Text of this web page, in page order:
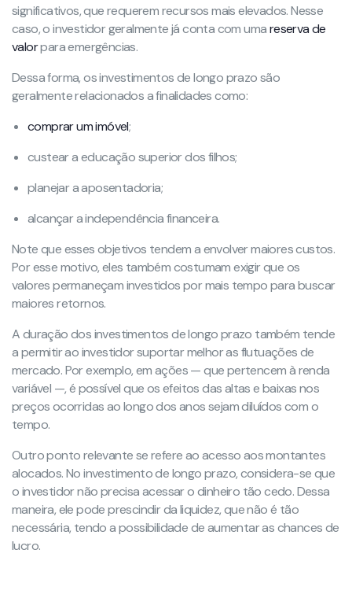
significativos, que requerem recursos mais elevados. Nesse
caso, o investidor geralmente já conta com umareserva de
valorpara emergências.
Dessa forma, os investimentos de longo prazo são
geralmente relacionados a finalidades como:
comprar um imóvel;
custear a educação superior dos filhos;
planejar a aposentadoria;
alcançar a independência financeira.
Note que esses objetivos tendem a envolver maiores custos.
Por esse motivo, eles também costumam exigir que os
valores permaneçam investidos por mais tempo para buscar
maiores retornos.
A duração dos investimentos de longo prazo também tende
a permitir ao investidor suportar melhor as flutuações de
mercado. Por exemplo, em ações — que pertencem à renda
variável —, é possível que os efeitos das altas e baixas nos
preços ocorridas ao longo dos anos sejam diluídos com o
tempo.
Outro ponto relevante se refere ao acesso aos montantes
alocados. No investimento de longo prazo, considera-se que
o investidor não precisa acessar o dinheiro tão cedo. Dessa
maneira, ele pode prescindir da liquidez, que não é tão
necessária, tendo a possibilidade de aumentar as chances de
lucro.